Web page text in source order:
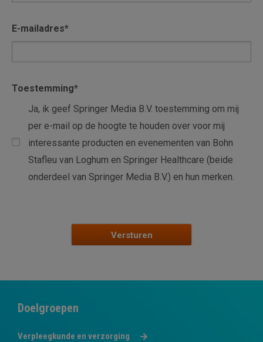
E-mailadres*
Toestemming*
Ja, ik geef Springer Media B.V. toestemming om mij
per e-mail op de hoogte te houden over voor mij
interessante producten en evenementen van Bohn
Stafleu van Loghum en Springer Healthcare (beide
onderdeel van Springer Media B.V.) en hun merken.
Doelgroepen
Verpleegkunde en verzorging